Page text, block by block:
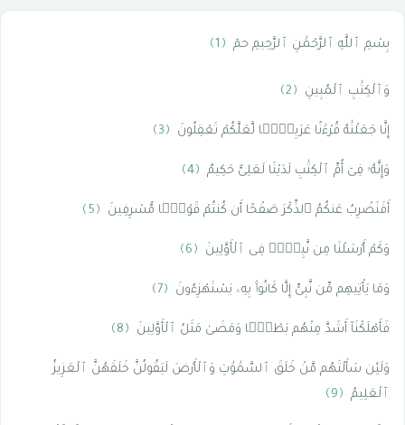
بِسْمِ ٱللَّهِ ٱلرَّحْمَٰنِ ٱلرَّحِيمِ حمٓ ﴿1﴾
وَٱلْكِتَٰبِ ٱلْمُبِينِ ﴿2﴾
إِنَّا جَعَلْنَٰهُ قُرْءَٰنًا عَرَبِيًّۭا لَّعَلَّكُمْ تَعْقِلُونَ ﴿3﴾
وَإِنَّهُۥ فِىٓ أُمِّ ٱلْكِتَٰبِ لَدَيْنَا لَعَلِىٌّ حَكِيمٌ ﴿4﴾
أَفَنَضْرِبُ عَنكُمُ ٱلذِّكْرَ صَفْحًا أَن كُنتُمْ قَوْمًۭا مُّسْرِفِينَ ﴿5﴾
وَكَمْ أَرْسَلْنَا مِن نَّبِىٍّۢ فِى ٱلْأَوَّلِينَ ﴿6﴾
وَمَا يَأْتِيهِم مِّن نَّبِىٍّ إِلَّا كَانُوا۟ بِهِۦ يَسْتَهْزِءُونَ ﴿7﴾
فَأَهْلَكْنَآ أَشَدَّ مِنْهُم بَطْشًۭا وَمَضَىٰ مَثَلُ ٱلْأَوَّلِينَ ﴿8﴾
وَلَئِن سَأَلْتَهُم مَّنْ خَلَقَ ٱلسَّمَٰوَٰتِ وَٱلْأَرْضَ لَيَقُولُنَّ خَلَقَهُنَّ ٱلْعَزِيزُ
ٱلْعَلِيمُ ﴿9﴾